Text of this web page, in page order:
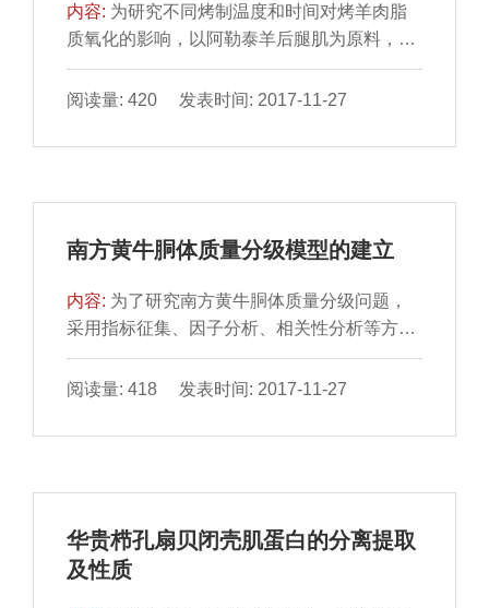
察，
内容: 为研究不同烤制温度和时间对烤羊肉脂
质氧化的影响，以阿勒泰羊后腿肌为原料，经
不同温度和时间烤制后，分别测定各样品的酸
价、过氧化值、硫代巴比妥酸值
成。结果表明：随着温度升高，羊肉在烤制过
制30、40 min条件下TBA值总体呈先下降后上
降但差异不显著（P＞0.05）。烤制温度和烤
显著（P＞0.05），对多不饱和脂肪酸影响显
阅读量: 420 发表时间: 2017-11-27
南方黄牛胴体质量分级模型的建立
内容: 为了研究南方黄牛胴体质量分级问题，
采用指标征集、因子分析、相关性分析等方法
对南方黄牛胴体质量分级指标进行分析筛选，
然后对筛选出来的大理石花纹、体型等级、眼
纹（脂肪含量）作为胴体质量分级的指标。结
1类：1.32%≤大理石花纹＜7.36%；第2类：
17.86%≤大理石花纹＜22.43%；第4类：大理
石花纹≥22.43%。
阅读量: 418 发表时间: 2017-11-27
华贵栉孔扇贝闭壳肌蛋白的分离提取
及性质